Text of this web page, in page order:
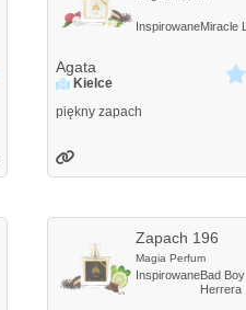
InspirowaneMiracle
Agata
Kielce
piękny zapach
Zapach 196
Magia Perfum
InspirowaneBad Boy
Herrera